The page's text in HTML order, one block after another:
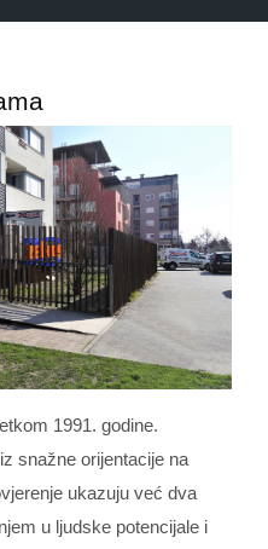
1991. godine.
snažne orijentacije na
ukazuju već dva
u ljudske potencijale i